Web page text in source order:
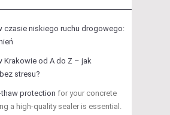
czasie niskiego ruchu drogowego:
Krakowie od A do Z – jak
stresu?
protection for your concrete
a high-quality sealer is essential.